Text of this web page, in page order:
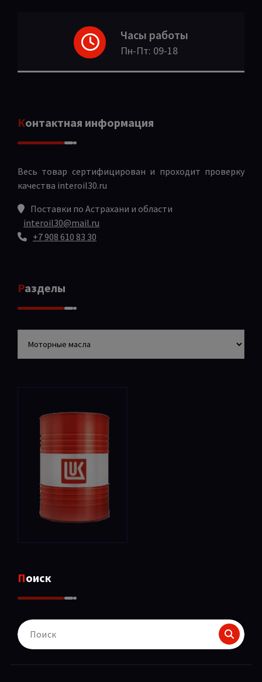
Часы работы
Пн-Пт: 09-18
Контактная информация
Весь товар сертифицирован и проходит проверку
качества interoil30.ru
Поставки по Астрахани и области
interoil30@mail.ru
+7 908 610 83 30
Разделы
Поиск
Поиск
для: